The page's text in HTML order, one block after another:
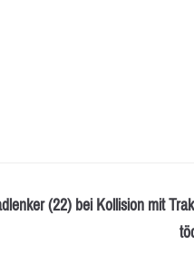
(22) bei Kollision mit